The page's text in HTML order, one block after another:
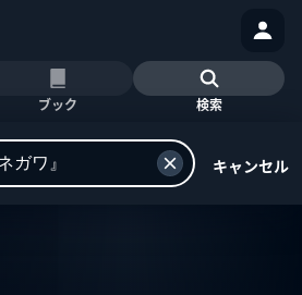
ブック 検索
キャンセル